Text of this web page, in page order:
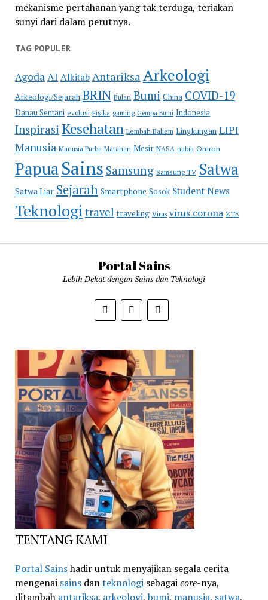
mekanisme pertahanan yang tak terduga, teriakan
sunyi dari dalam perutnya.
TAG POPULER
AgodaAI Alkitab Antariksa Arkeologi
Arkeologi/Sejarah BRIN Bulan Bumi China COVID-19
Danau Sentani evolusi Fisika gaming Gempa Bumi Indonesia
Inspirasi Kesehatan Lembah Baliem Lingkungan LIPI
Manusia Manusia Purba Matahari Mesir NASA nubia Omron
PapuaSains Samsung Samsung TV Satwa
Satwa Liar Sejarah Smartphone Sosok Student News
Teknologi travel traveling Virus virus corona ZTE
Portal Sains
Lebih Dekat dengan Sains dan Teknologi
TENTANG KAMI
Portal Sainshadir untuk menyajikan segala cerita
mengenai sainsdanteknologisebagaicore-nya,
ditambah antariksa, arkeologi, bumi, manusia, satwa,